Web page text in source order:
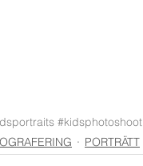
#kidsphotoshoot
PORTRÄTT